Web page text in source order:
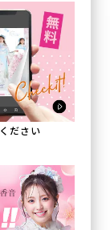
ださい